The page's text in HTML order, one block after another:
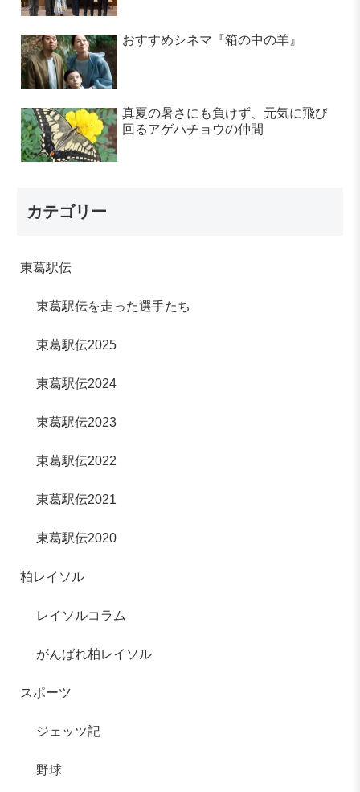
おすすめシネマ『箱の中の羊』
真夏の暑さにも負けず、元気に飛び
回るアゲハチョウの仲間
カテゴリー
東葛駅伝
東葛駅伝を走った選手たち
東葛駅伝2025
東葛駅伝2024
東葛駅伝2023
東葛駅伝2022
東葛駅伝2021
東葛駅伝2020
柏レイソル
レイソルコラム
がんばれ柏レイソル
スポーツ
ジェッツ記
野球